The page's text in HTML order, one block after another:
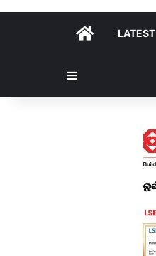
HOMELATEST